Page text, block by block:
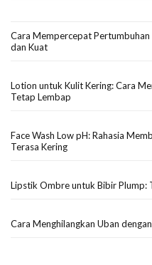
Cara Mempercepat
dan Kuat
Lotion untuk Kulit Kering: Cara
Tetap Lembap
Face Wash Low pH: Rahasia
Terasa Kering
Lipstik Ombre untuk Bibir Plump:
Cara Menghilangkan Uban